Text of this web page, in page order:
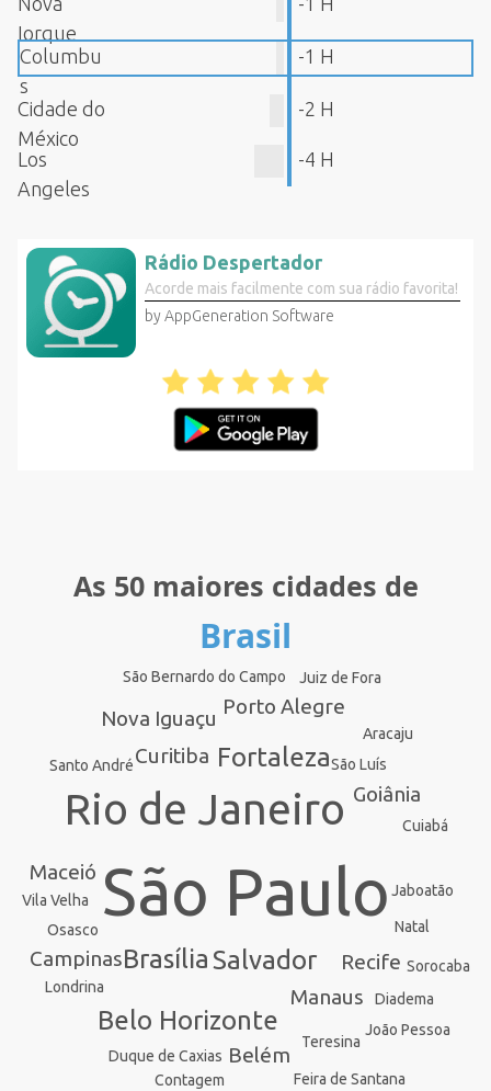
Iorque
Columbu
s
-1 H
Cidade do
México
-2 H
Los
Angeles
-4 H
Rádio Despertador
Acorde mais facilmente com sua rádio favorita!
by AppGeneration Software
As 50 maiores cidades de
Brasil
São Paulo
Rio de Janeiro
Salvador
Fortaleza
Belo Horizonte
Brasília
Curitiba
Manaus
Recife
Belém
Porto Alegre
Goiânia
Campinas
Nova Iguaçu
Maceió
São Luís
Duque de Caxias
Natal
Teresina
São Bernardo do Campo
Jaboatão
Osasco
Santo André
João Pessoa
Contagem Feira de Santana
Sorocaba
Cuiabá
Aracaju
Londrina
Juiz de Fora
Vila Velha
Diadema